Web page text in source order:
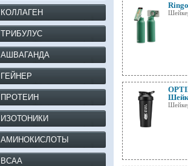
КОЛЛАГЕН
ТРИБУЛУС
АШВАГАНДА
ГЕЙНЕР
ПРОТЕИН
ИЗОТОНИКИ
АМИНОКИСЛОТЫ
BCAA